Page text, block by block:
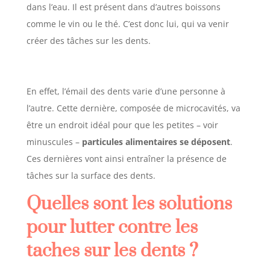
dans l’eau. Il est présent dans d’autres boissons
comme le vin ou le thé. C’est donc lui, qui va venir
créer des tâches sur les dents.
En effet, l’émail des dents varie d’une personne à
l’autre. Cette dernière, composée de microcavités, va
être un endroit idéal pour que les petites – voir
minuscules – particules alimentaires se déposent.
Ces dernières vont ainsi entraîner la présence de
tâches sur la surface des dents.
Quelles sont les solutions
pour lutter contre les
taches sur les dents ?